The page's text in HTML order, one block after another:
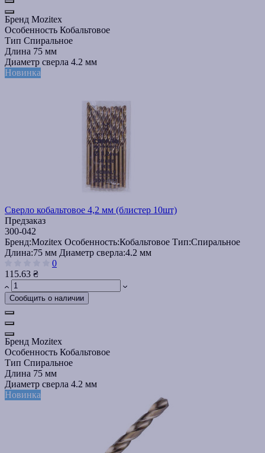
Бренд Mozitex
Особенность Кобальтовое
Тип Спиральное
Длина 75 мм
Диаметр сверла 4.2 мм
Новинка
Сверло кобальтовое 4,2 мм (блистер 10шт)
Предзаказ
300-042
Бренд:Mozitex Особенность:Кобальтовое Тип:Спиральное
Длина:75 мм Диаметр сверла:4.2 мм
0
115.63 ₴
Сообщить о наличии
Бренд Mozitex
Особенность Кобальтовое
Тип Спиральное
Длина 75 мм
Диаметр сверла 4.2 мм
Новинка